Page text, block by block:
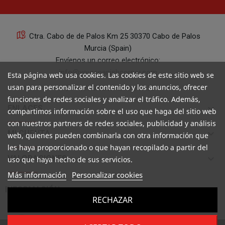
Ctra. Cabo de de Palos Km 25 30370 Cabo de Palos
Murcia (Spain)
Envíenos un correo electrónico:
info@yourspanishcorner.com
+34 647 29 98 21 de 9 a 14:30
ENLACES keyboard_arrow_down
MI CUENTA keyboard_arrow_down
VALORACIONES
INFORMACIÓN 
Esta página web usa cookies. Las cookies de este sitio web se
usan para personalizar el contenido y los anuncios, ofrecer
funciones de redes sociales y analizar el tráfico. Además,
compartimos información sobre el uso que haga del sitio web
con nuestros partners de redes sociales, publicidad y análisis
web, quienes pueden combinarla con otra información que
les haya proporcionado o que hayan recopilado a partir del
uso que haya hecho de sus servicios.
Más información Personalizar cookies
RECHAZAR